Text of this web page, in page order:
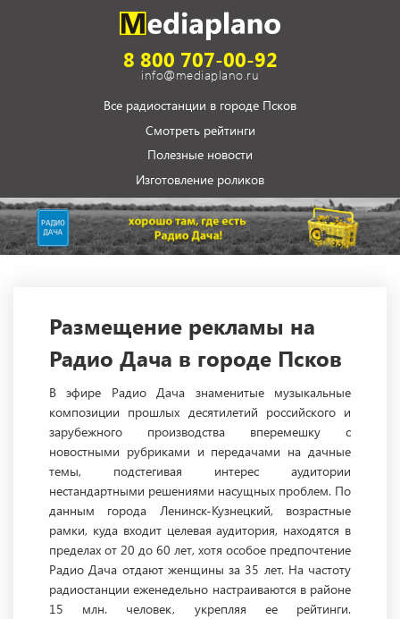
8 800 707-00-92
info@mediaplano.ru
Все радиостанции в городе Псков
Смотреть рейтинги
Полезные новости
Изготовление роликов
Размещение рекламы на
Радио Дача в городе Псков
В эфире Радио Дача знаменитые музыкальные
композиции прошлых десятилетий российского и
зарубежного производства вперемешку с
новостными рубриками и передачами на дачные
темы, подстегивая интерес аудитории
нестандартными решениями насущных проблем. По
данным города Ленинск-Кузнецкий, возрастные
рамки, куда входит целевая аудитория, находятся в
пределах от 20 до 60 лет, хотя особое предпочтение
Радио Дача отдают женщины за 35 лет. На частоту
радиостанции еженедельно настраиваются в районе
15 млн. человек, укрепляя ее рейтинги.